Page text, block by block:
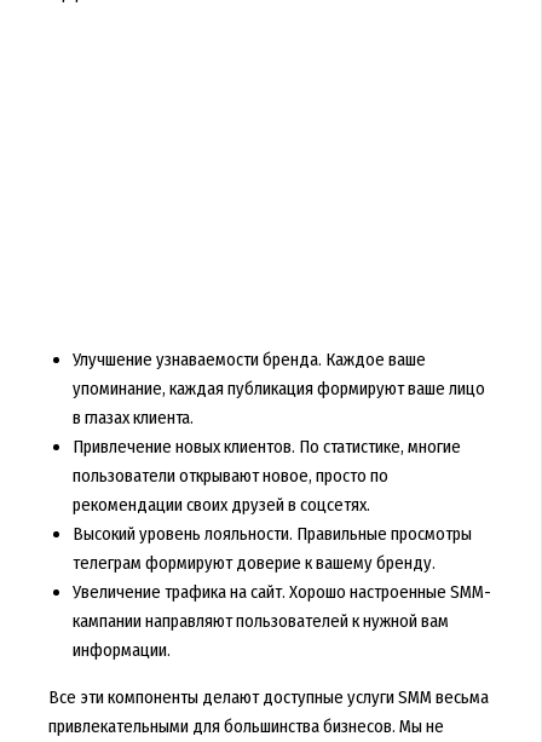
Улучшение узнаваемости бренда. Каждое ваше
упоминание, каждая публикация формируют ваше лицо
в глазах клиента.
Привлечение новых клиентов. По статистике, многие
пользователи открывают новое, просто по
рекомендации своих друзей в соцсетях.
Высокий уровень лояльности. Правильные просмотры
телеграм формируют доверие к вашему бренду.
Увеличение трафика на сайт. Хорошо настроенные SMM-
кампании направляют пользователей к нужной вам
информации.
Все эти компоненты делают доступные услуги SMM весьма
привлекательными для большинства бизнесов. Мы не